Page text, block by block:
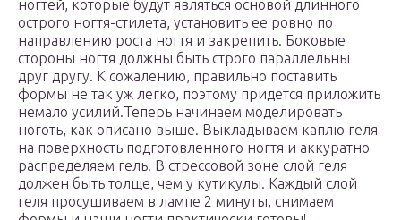
ногтей, которые будут являться основой длинного
острого ногтя-стилета, установить ее ровно по
направлению роста ногтя и закрепить. Боковые
стороны ногтя должны быть строго параллельны
друг другу. К сожалению, правильно поставить
формы не так уж легко, поэтому придется приложить
немало усилий.Теперь начинаем моделировать
ноготь, как описано выше. Выкладываем каплю геля
на поверхность подготовленного ногтя и аккуратно
распределяем гель. В стрессовой зоне слой геля
должен быть толще, чем у кутикулы. Каждый слой
геля просушиваем в лампе 2 минуты, снимаем